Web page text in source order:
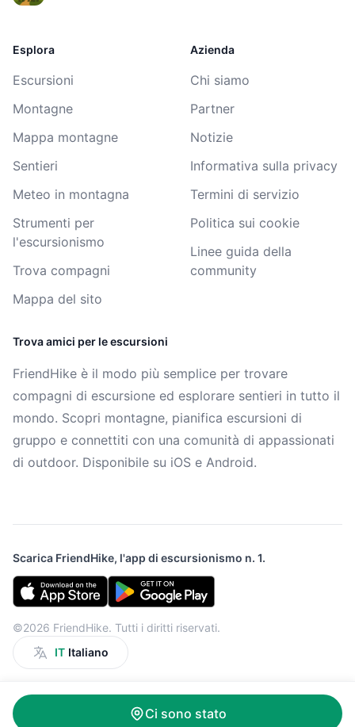
Ci sono stato
Esplora
Escursioni
Montagne
Mappa montagne
Sentieri
Meteo in montagna
Strumenti per
l'escursionismo
Trova compagni
Mappa del sito
Azienda
Chi siamo
Partner
Notizie
Informativa sulla privacy
Termini di servizio
Politica sui cookie
Linee guida della
community
Trova amici per le escursioni
FriendHike è il modo più semplice per trovare
compagni di escursione ed esplorare sentieri in tutto il
mondo. Scopri montagne, pianifica escursioni di
gruppo e connettiti con una comunità di appassionati
di outdoor. Disponibile su iOS e Android.
Scarica FriendHike, l'app di escursionismo n. 1.
©2026 FriendHike. Tutti i diritti riservati.
IT Italiano